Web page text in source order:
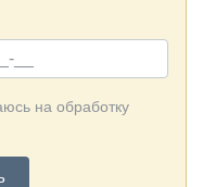
на обработку